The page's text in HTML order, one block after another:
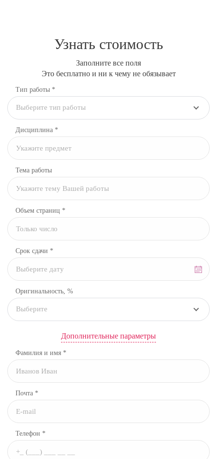
Узнать стоимость
Заполните все поля
Это бесплатно и ни к чему не обязывает
Тип работы *
Выберите тип работы
Дисциплина *
Тема работы
Объем страниц *
Срок сдачи *
Оригинальность, %
Выберите
Дополнительные параметры
Фамилия и имя *
Почта *
Телефон *